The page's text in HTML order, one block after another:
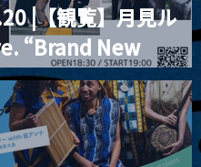
|【観覧】月見ル
“Brand New